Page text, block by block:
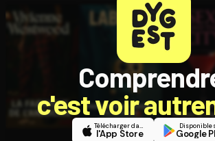
c'est voir
Télécharger dans
l'App Store
Disponible
Google